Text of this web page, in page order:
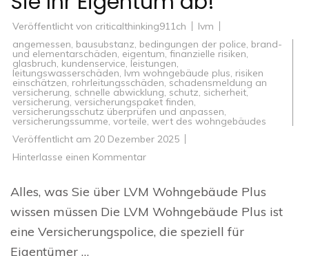
Veröffentlicht von criticalthinking911ch
lvm
angemessen, bausubstanz, bedingungen der police, brand-
und elementarschäden, eigentum, finanzielle risiken,
glasbruch, kundenservice, leistungen,
leitungswasserschäden, lvm wohngebäude plus, risiken
einschätzen, rohrleitungsschäden, schadensmeldung an
versicherung, schnelle abwicklung, schutz, sicherheit,
versicherung, versicherungspaket finden,
versicherungsschutz überprüfen und anpassen,
versicherungssumme, vorteile, wert des wohngebäudes
Veröffentlicht am 20 Dezember 2025
Hinterlasse einen Kommentarzu
mit
LVM
Wohngebäude
Plus:
Sie
Alles, was Sie über LVM Wohngebäude Plus
wissen müssen Die LVM Wohngebäude Plus ist
eine Versicherungspolice, die speziell für
Eigentümer …